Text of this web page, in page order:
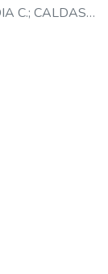
C.; CALDAS,